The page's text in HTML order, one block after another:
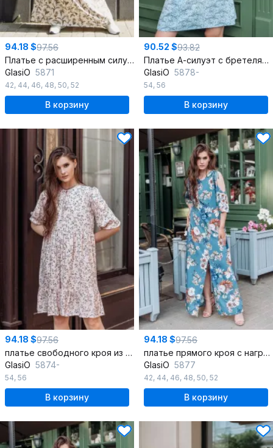
94.18 $97.56
Платье с расширенным силуэтом и вертикальными рельефами из ткани
GlasiO 5871
42, 44, 46, 48, 50, 52
В корзину
90.52 $93.82
Платье А-силуэт с бретелями и рукавом на манжете
GlasiO 5878-
54, 56
В корзину
94.18 $97.56
платье свободного кроя из стрэйчевой ткани с воланом
GlasiO 5874-
54, 56
В корзину
94.18 $97.56
платье прямого кроя с нагрудными вытачками и разрезами
GlasiO 5877
42, 44, 46, 48, 50, 52
В корзину